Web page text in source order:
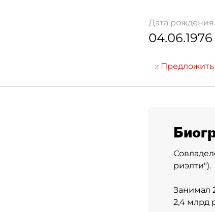
Дата рождения
04.06.1976
риэлти").
Занимал
2,4 млрд